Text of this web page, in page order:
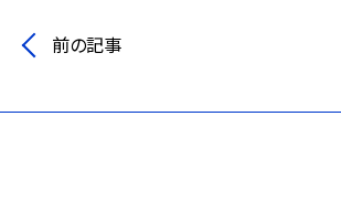
前の記事